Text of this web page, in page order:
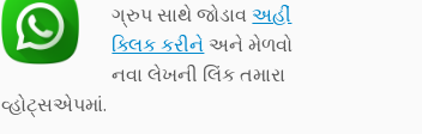
ગ્રુપ સાથે જોડાવઅહીં
ક્લિક કરીને અને મેળવો
નવા લેખની લિંક તમારા
વ્હોટ્સએપમાં.